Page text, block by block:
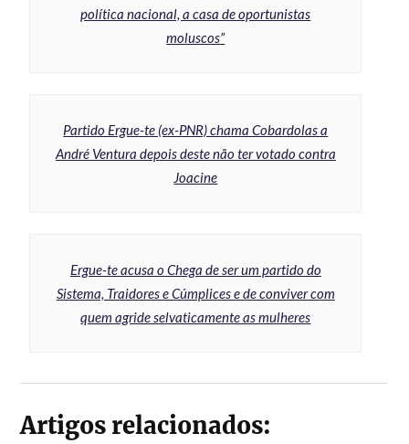
política nacional, a casa de oportunistas
moluscos”
Partido Ergue-te (ex-PNR) chama Cobardolas a
André Ventura depois deste não ter votado contra
Joacine
Ergue-te acusa o Chega de ser um partido do
Sistema, Traidores e Cúmplices e de conviver com
quem agride selvaticamente as mulheres
Artigos relacionados: